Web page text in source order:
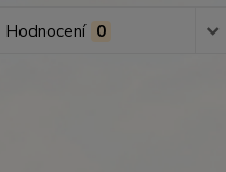
Hodnocení 0